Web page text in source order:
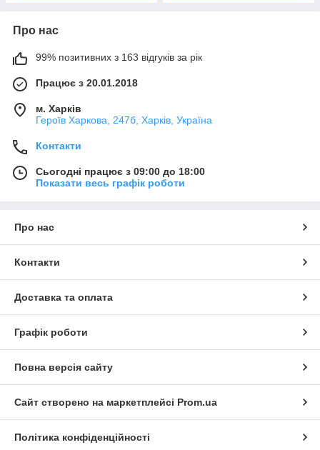
Про нас
99% позитивних з 163 відгуків за рік
Працює з 20.01.2018
м. Харків
Героїв Харкова, 247б, Харків, Україна
Контакти
Сьогодні працює з 09:00 до 18:00
Показати весь графік роботи
Про нас
Контакти
Доставка та оплата
Графік роботи
Повна версія сайту
Сайт створено на маркетплейсі Prom.ua
Політика конфіденційності